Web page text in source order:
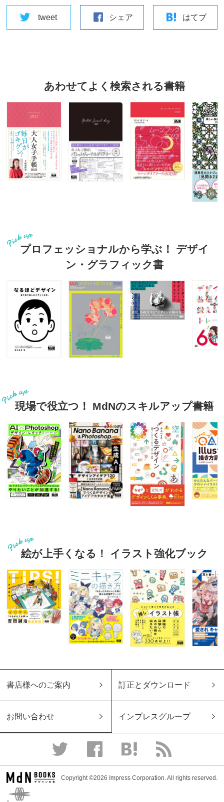
tweet シェア はてブ
あわせてよく検索される書籍
プロフェッショナルから学ぶ！ デザイ
ン・グラフィック書
現場で役立つ！ MdNのスキルアップ書籍
絵が上手くなる！ イラスト強化ブック
書店様へのご案内 訂正とダウンロード
お問い合わせ インプレスグループ
Copyright ©2026 Impress Corporation. All rights reserved.